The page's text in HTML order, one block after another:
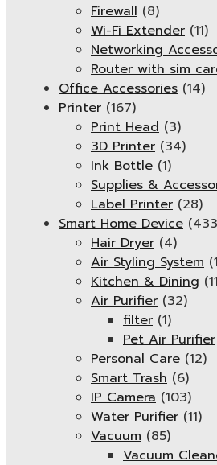
Firewall (8)
Wi-Fi Extender (11)
Networking
Router with sim
Office Accessories (14)
Printer (167)
Print Head (3)
3D Printer (34)
Ink Bottle (1)
Supplies &
Label Printer (28)
Smart Home Device
Hair Dryer (4)
Air Styling System
Kitchen & Dining
Air Purifier (32)
filter (1)
Pet Air Purifier
Personal Care (12)
Smart Trash (6)
IP Camera (103)
Water Purifier (11)
Vacuum (85)
Vacuum